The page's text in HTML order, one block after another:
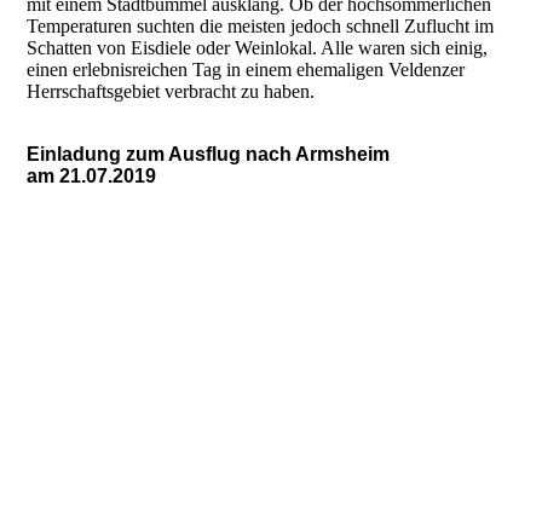
mit einem Stadtbummel ausklang. Ob der hochsommerlichen
Temperaturen suchten die meisten jedoch schnell Zuflucht im
Schatten von Eisdiele oder Weinlokal. Alle waren sich einig,
einen erlebnisreichen Tag in einem ehemaligen Veldenzer
Herrschaftsgebiet verbracht zu haben.
Einladung zum Ausflug nach Armsheim
am 21.07.2019